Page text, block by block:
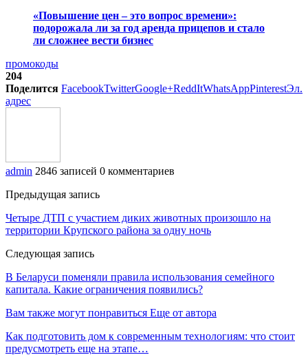
«Повышение цен – это вопрос времени»:
подорожала ли за год аренда прицепов и стало
ли сложнее вести бизнес
промокоды
204
Поделится FacebookTwitterGoogle+ReddItWhatsAppPinterestЭл.
адрес
admin 2846 записей 0 комментариев
Предыдущая запись
Четыре ДТП с участием диких животных произошло на
территории Крупского района за одну ночь
Следующая запись
В Беларуси поменяли правила использования семейного
капитала. Какие ограничения появились?
Вам также могут понравиться Еще от автора
Как подготовить дом к современным технологиям: что стоит
предусмотреть еще на этапе…